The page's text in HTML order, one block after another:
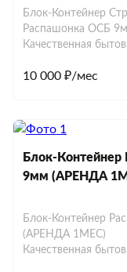
Блок-Контейнер
Распашонка ОСБ
Качественная
10 000 ₽/мес
Блок-
9мм (АРЕНДА
Блок-Контейнер
(АРЕНДА 1МЕС)
Качественная